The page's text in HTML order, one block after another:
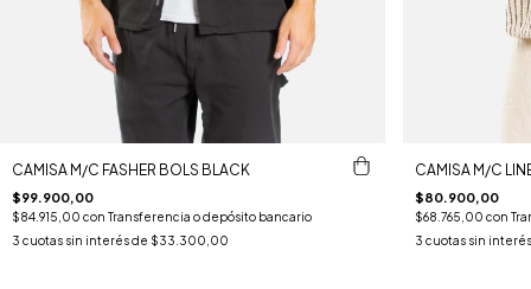
CAMISA M/C FASHER BOLS BLACK
$99.900,00
$84.915,00 con Transferencia o depósito bancario
3 cuotas sin interés de $33.300,00
CAMISA M/C
$80.900,00
$68.765,00 con
3 cuotas sin